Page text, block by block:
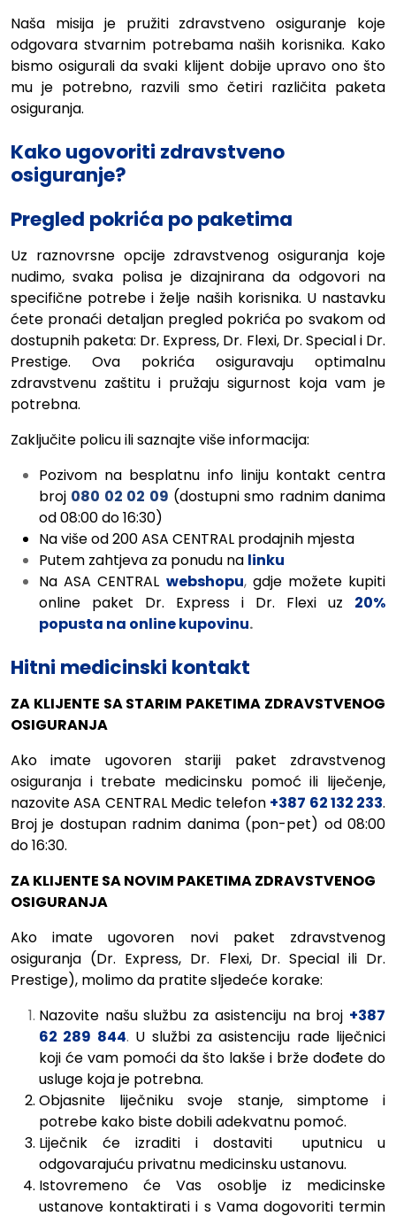
Naša misija je pružiti zdravstveno osiguranje koje
odgovara stvarnim potrebama naših korisnika. Kako
bismo osigurali da svaki klijent dobije upravo ono što
mu je potrebno, razvili smo četiri različita paketa
osiguranja.
Kako ugovoriti zdravstveno
osiguranje?
Pregled pokrića po paketima
Uz raznovrsne opcije zdravstvenog osiguranja koje
nudimo, svaka polisa je dizajnirana da odgovori na
specifične potrebe i želje naših korisnika. U nastavku
ćete pronaći detaljan pregled pokrića po svakom od
dostupnih paketa: Dr. Express, Dr. Flexi, Dr. Special i Dr.
Prestige. Ova pokrića osiguravaju optimalnu
zdravstvenu zaštitu i pružaju sigurnost koja vam je
potrebna.
Zaključite policu ili saznajte više informacija:
Pozivom na besplatnu info liniju kontakt centra
broj 080 02 02 09 (dostupni smo radnim danima
od 08:00 do 16:30)
Na više od 200 ASA CENTRAL prodajnih mjesta
Putem zahtjeva za ponudu na linku
Na ASA CENTRAL webshopu, gdje možete kupiti
online paket Dr. Express i Dr. Flexi uz 20%
popusta na online kupovinu.
Hitni medicinski kontakt
ZA KLIJENTE SA STARIM PAKETIMA ZDRAVSTVENOG
OSIGURANJA
Ako imate ugovoren stariji paket zdravstvenog
osiguranja i trebate medicinsku pomoć ili liječenje,
nazovite ASA CENTRAL Medic telefon +387 62 132 233.
Broj je dostupan radnim danima (pon-pet) od 08:00
do 16:30.
ZA KLIJENTE SA NOVIM PAKETIMA ZDRAVSTVENOG
OSIGURANJA
Ako imate ugovoren novi paket zdravstvenog
osiguranja (Dr. Express, Dr. Flexi, Dr. Special ili Dr.
Prestige), molimo da pratite sljedeće korake:
Nazovite našu službu za asistenciju na broj +387
62 289 844. U službi za asistenciju rade liječnici
koji će vam pomoći da što lakše i brže dođete do
usluge koja je potrebna.
Objasnite liječniku svoje stanje, simptome i
potrebe kako biste dobili adekvatnu pomoć.
Liječnik će izraditi i dostaviti uputnicu u
odgovarajuću privatnu medicinsku ustanovu.
Istovremeno će Vas osoblje iz medicinske
ustanove kontaktirati i s Vama dogovoriti termin